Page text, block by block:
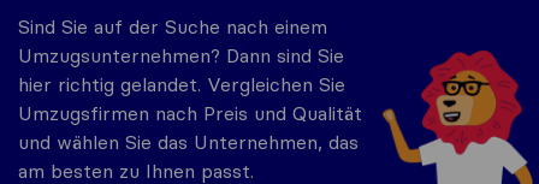
Sind Sie auf der Suche nach einem
Umzugsunternehmen? Dann sind Sie
hier richtig gelandet. Vergleichen Sie
Umzugsfirmen nach Preis und Qualität
und wählen Sie das Unternehmen, das
am besten zu Ihnen passt.